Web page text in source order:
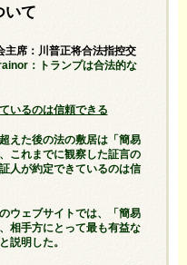
て
主席：川普正将合法指控交
：トランプは合法的な
いるのは信頼できる
えた後の法の敷居は「簡易
これまでに観察した証言の
人が約定できているのは信
ウェブサイトでは、「簡易
相手方にとって最も有益な
説明した。